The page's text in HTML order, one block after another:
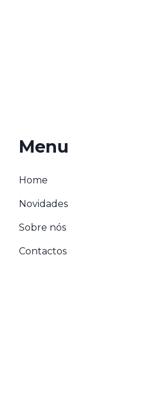
Menu
Home
Novidades
Sobre nós
Contactos